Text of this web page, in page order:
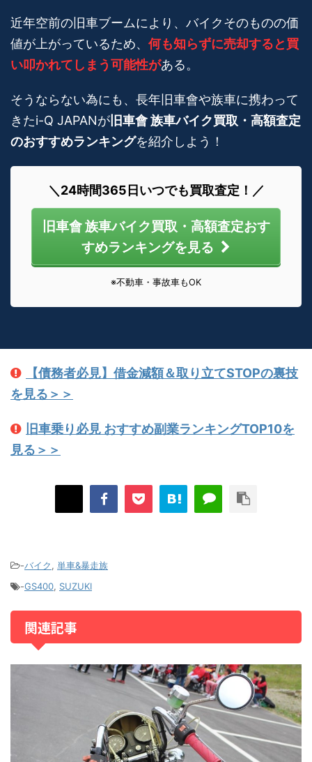
近年空前の旧車ブームにより、バイクそのものの価
値が上がっているため、 何も知らずに売却すると買
い叩かれてしまう可能性がある。
そうならない為にも、長年旧車會や族車に携わって
きたi-Q JAPANが 旧車會 族車バイク買取・高額査定
のおすすめランキングを紹介しよう！
＼24時間365日いつでも買取査定！／
旧車會 族車バイク買取・高額査定おす
すめランキングを見る
※不動車・事故車もOK
【債務者必見】借金減額＆取り立てSTOPの裏技
を見る＞＞
旧車乗り必見 おすすめ副業ランキングTOP10を
見る＞＞
-バイク, 単車&暴走族
-GS400, SUZUKI
関連記事